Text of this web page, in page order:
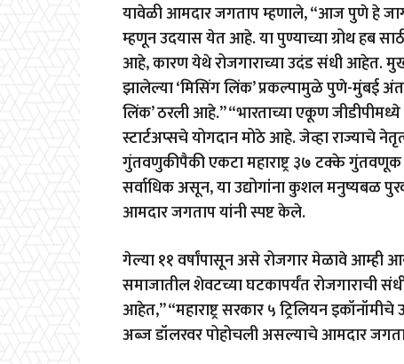
यावेळी आमदार जगताप म्हणाले, “आज पुणे हे
म्हणून उदयास येत आहे. या पुण्याच्या ग्रोथ हब
आहे, कारण येथे रोजगाराच्या उदंड संधी आहेत.
झालेल्या ‘मिसिंग लिंक’ प्रकल्पामुळे पुणे-मुंबई
लिंक’ ठरली आहे.” “भारताच्या एकूण
स्टार्टअप्सचे योगदान मोठे आहे. जेव्हा राज्याचे
गुंतवणुकीपैकी एकटा महाराष्ट्र ३७ टक्के
सर्वाधिक असून, या उद्योगांना कुशल मनुष्यबळ
आमदार जगताप यांनी स्पष्ट केले.
गेल्या ११ वर्षांपासून असे रोजगार मेळावे
समाजातील शेवटच्या घटकापर्यंत रोजगाराची
आहेत,” “महाराष्ट्र सरकार ५ ट्रिलियन
अब्ज डॉलरवर पोहोचली असल्याचे आमदार